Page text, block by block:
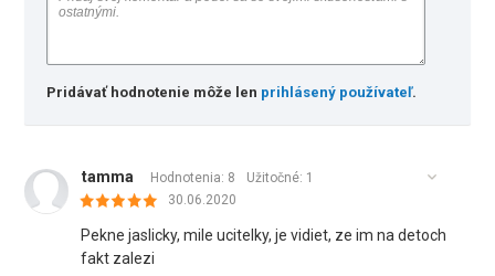
Pridávať hodnotenie môže len prihlásený používateľ.
tamma Hodnotenia: 8 Užitočné: 1
30.06.2020
Pekne jaslicky, mile ucitelky, je vidiet, ze im na detoch
fakt zalezi